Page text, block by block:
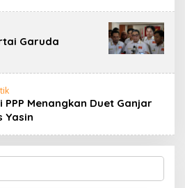
Garuda
PPP Menangkan Duet Ganjar
Yasin